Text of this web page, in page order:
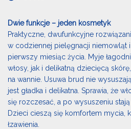
Dwie funkcje – jeden kosmetyk
Praktyczne, dwufunkcyjne
w codziennej pielęgnacji niemowląt
pierwszy miesiąc życia. Myje
włosy, jak i delikatną dziecięcą
na wannie. Usuwa brud nie
jest gładka i delikatna. Sprawia, że
się rozczesać, a po wysuszeniu
Dzieci cieszą się komfortem mycia,
łzawienia.